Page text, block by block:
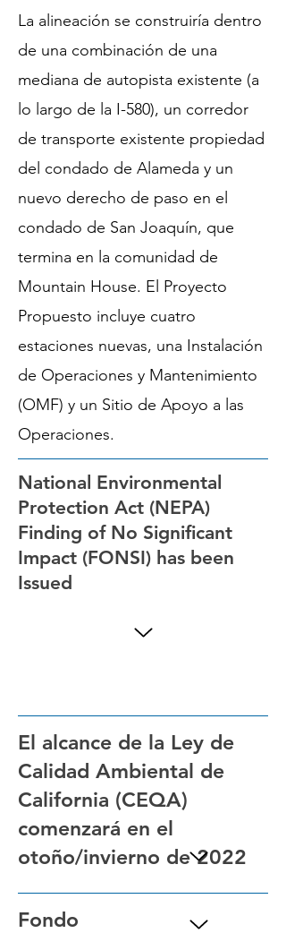
La alineación se construiría dentro
de una combinación de una
mediana de autopista existente (a
lo largo de la I-580), un corredor
de transporte existente propiedad
del condado de Alameda y un
nuevo derecho de paso en el
condado de San Joaquín, que
termina en la comunidad de
Mountain House. El Proyecto
Propuesto incluye cuatro
estaciones nuevas, una Instalación
de Operaciones y Mantenimiento
(OMF) y un Sitio de Apoyo a las
Operaciones.
National Environmental
Protection Act (NEPA)
Finding of No Significant
Impact (FONSI) has been
Issued
El alcance de la Ley de
Calidad Ambiental de
California (CEQA)
comenzará en el
otoño/invierno de 2022
Fondo